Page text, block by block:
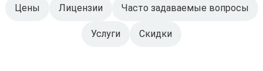
Цены Лицензии Часто задаваемые вопросы
Услуги Скидки